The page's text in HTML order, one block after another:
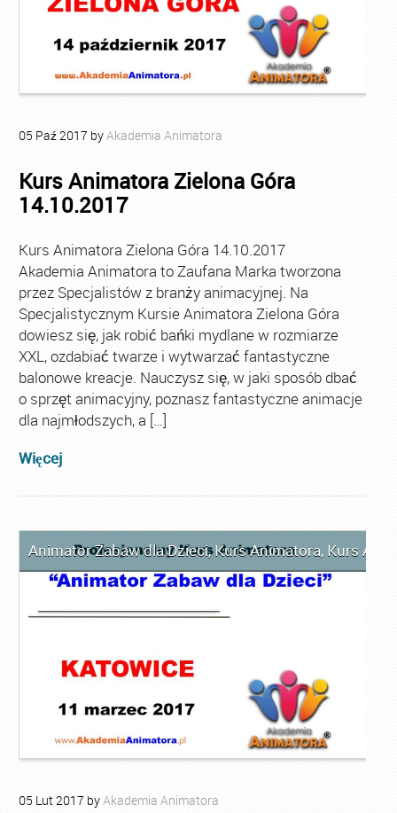
05 Paź2017 byAkademia Animatora
Kurs Animatora Zielona Góra
14.10.2017
Kurs Animatora Zielona Góra 14.10.2017
Akademia Animatora to Zaufana Marka tworzona
przez Specjalistów z branży animacyjnej. Na
Specjalistycznym Kursie Animatora Zielona Góra
dowiesz się, jak robić bańki mydlane w rozmiarze
XXL, ozdabiać twarze i wytwarzać fantastyczne
balonowe kreacje. Nauczysz się, w jaki sposób dbać
o sprzęt animacyjny, poznasz fantastyczne animacje
dla najmłodszych, a […]
Więcej
Animator Zabaw dla Dzieci,Kurs Animatora, Kurs
05 Lut2017 byAkademia Animatora